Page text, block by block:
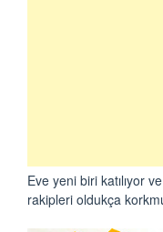
Eve yeni biri katılıyor
rakipleri oldukça